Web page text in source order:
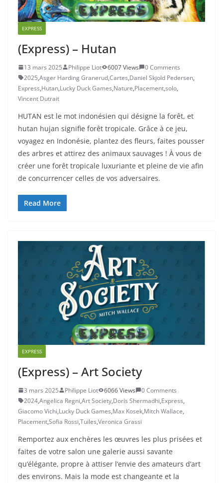
EXPRESS
(Express) – Hutan
13 mars 2025 Philippe Liot 6007 Views
0 Comments
2025,Asger Harding Granerud,Cartes,Daniel Skjold Pedersen,
Express,Hutan,Lucky Duck Games,Nature,Placement,solo,
Vincent Dutrait
HUTAN est le mot indonésien qui désigne la forêt, et
hutan hujan signifie forêt tropicale. Grâce à ce jeu,
voyagez en Indonésie, plantez des fleurs, faites pousser
des arbres et attirez des animaux sauvages ! À vous de
créer une forêt tropicale luxuriante et pleine de vie afin
de concurrencer celles de vos adversaires.
Read More
EXPRESS
(Express) – Art Society
3 mars 2025 Philippe Liot 6066 Views
0 Comments
2024,Angelica Regni,Art Society,Doris Shermadhi,Express,
Giacomo Vichi,Lucky Duck Games,Max Kosek,Mitch Wallace,
Placement,Sofia Rossi,Tuiles,Veronica Grassi
Remportez aux enchères les œuvres les plus prisées et
faites de votre salon une galerie aussi savante
qu’élégante, propre à attiser l’envie des amateurs d’art
des environs. Mais la mode est changeante et la